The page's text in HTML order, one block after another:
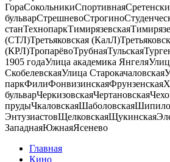
ГораСокольникиСпортивная
бульварСтрешневоСтрогино
станТехнопаркТимирязевская
(СТЛ)Третьяковская (КалЛ)
(КРЛ)ТропарёвоТрубнаяТульская
1905 годаУлица академика Янгеля
СкобелевскаяУлица Старокачаловская
паркФилиФонвизинскаяФрунзенская
бульварЧеркизовскаяЧертановская
прудыЧкаловскаяШаболовская
ЭнтузиастовЩелковскаяЩукинская
ЗападнаяЮжнаяЯсенево
Главная
Кино